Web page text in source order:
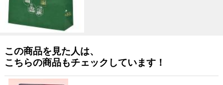
この商品を見た人は、
こちらの商品もチェックしています！